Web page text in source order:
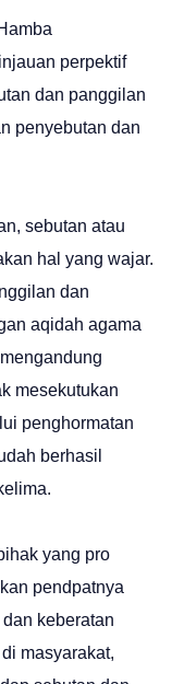
perpektif
dan panggilan
penyebutan dan
sebutan atau
hal yang wajar.
dan
aqidah agama
mesekutukan
penghormatan
berhasil
yang pro
pendpatnya
keberatan
masyarakat,